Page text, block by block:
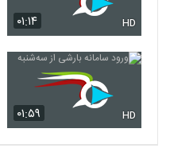
۰۱:۱۴ HD
۰۱:۵۹ HD